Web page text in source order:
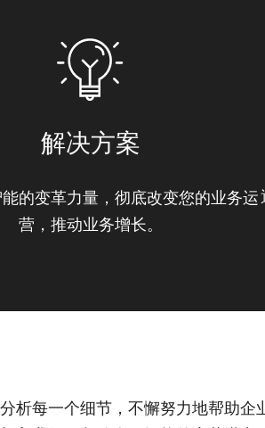
解决方案
的变革力量，彻底改变您的业务运
营，推动业务增长。
析每一个细节，不懈努力地帮助